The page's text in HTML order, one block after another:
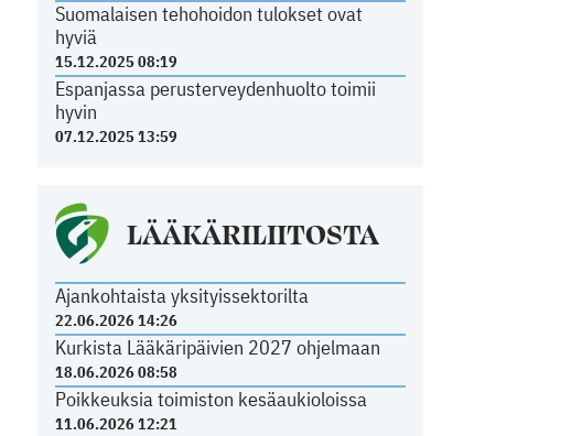
Suomalaisen tehohoidon tulokset ovat
hyviä
15.12.2025 08:19
Espanjassa perusterveydenhuolto toimii
hyvin
07.12.2025 13:59
LÄÄKÄRILIITOSTA
Ajankohtaista yksityissektorilta
22.06.2026 14:26
Kurkista Lääkäripäivien 2027 ohjelmaan
18.06.2026 08:58
Poikkeuksia toimiston kesäaukioloissa
11.06.2026 12:21